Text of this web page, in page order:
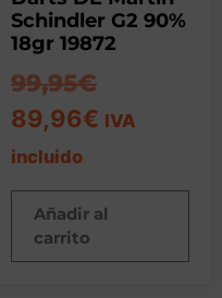
Schindler G2 90%
18gr 19872
99,95€
89,96€ IVA
incluido
Añadir al
carrito